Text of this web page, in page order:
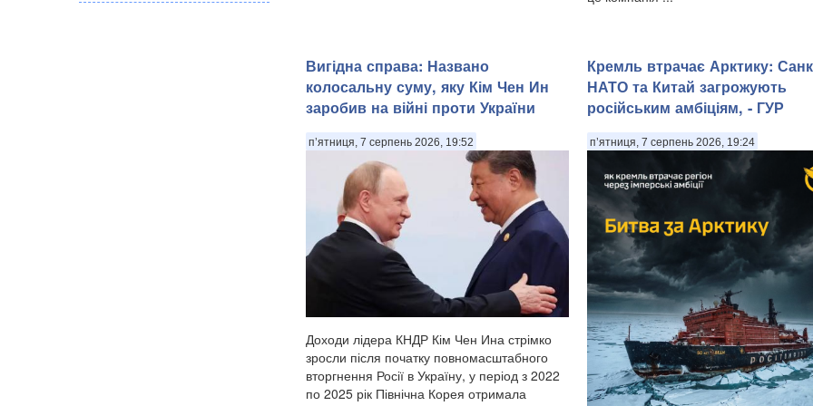
Вигідна справа: Названо
колосальну суму, яку Кім Чен Ин
заробив на війні проти України
п’ятниця, 7 серпень 2026, 19:52
Доходи лідера КНДР Кім Чен Ина стрімко
зросли після початку повномасштабного
вторгнення Росії в Україну, у період з 2022
по 2025 рік Північна Корея отримала
Кремль втрачає Арктику:
НАТО та Китай загрожують
російським амбіціям, - ГУР
п’ятниця, 7 серпень 2026, 19:24